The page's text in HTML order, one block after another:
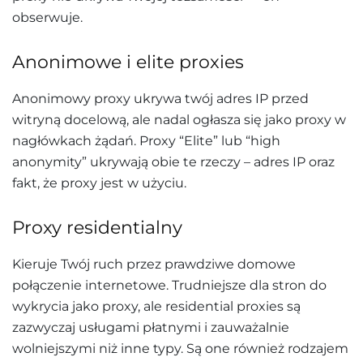
obserwuje.
Anonimowe i elite proxies
Anonimowy proxy ukrywa twój adres IP przed
witryną docelową, ale nadal ogłasza się jako proxy w
nagłówkach żądań. Proxy “Elite” lub “high
anonymity” ukrywają obie te rzeczy – adres IP oraz
fakt, że proxy jest w użyciu.
Proxy residentialny
Kieruje Twój ruch przez prawdziwe domowe
połączenie internetowe. Trudniejsze dla stron do
wykrycia jako proxy, ale residential proxies są
zazwyczaj usługami płatnymi i zauważalnie
wolniejszymi niż inne typy. Są one również rodzajem